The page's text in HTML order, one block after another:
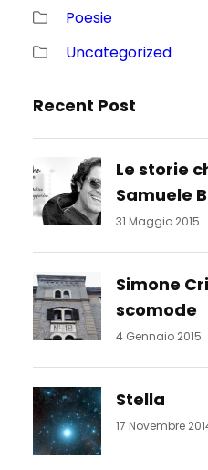
Poesie
Uncategorized
Recent Post
Le storie
Samuele
31 Maggio 2015
Simone
scomode
4 Gennaio 2015
Stella
17 Novembre